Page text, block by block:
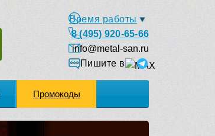
Время работы
8 (495) 920-65-66
info@metal-san.ru
Пишите в
Промокоды